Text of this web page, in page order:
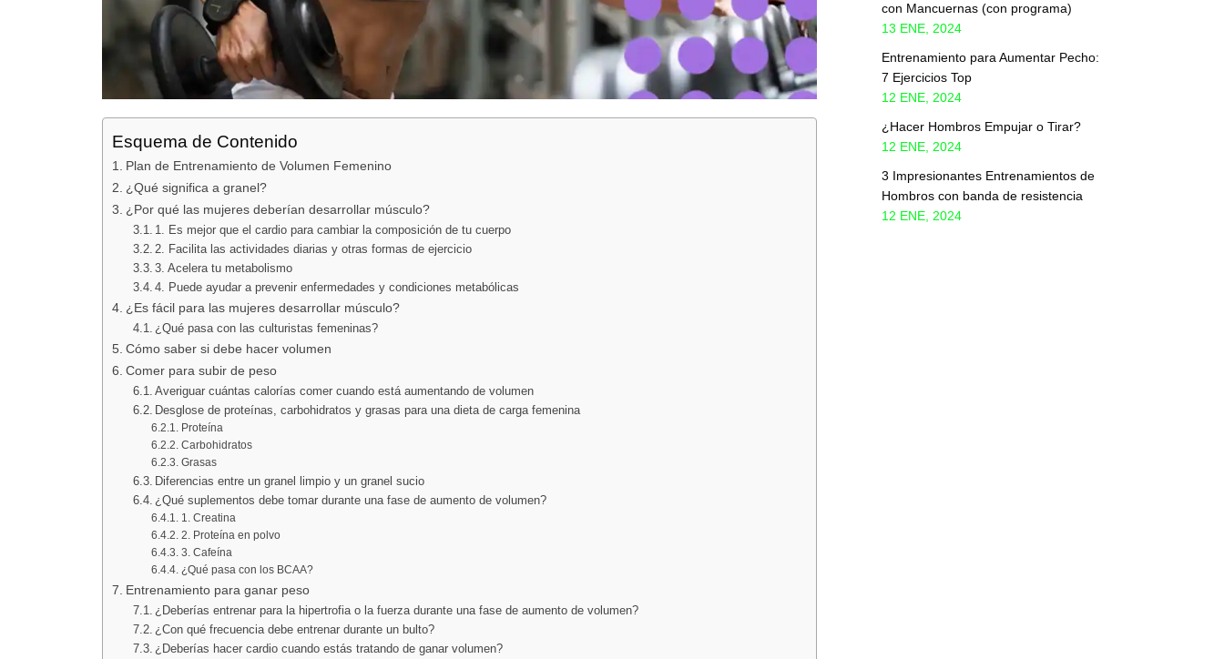
Esquema de Contenido
Plan de Entrenamiento de Volumen Femenino
¿Qué significa a granel?
¿Por qué las mujeres deberían desarrollar músculo?
1. Es mejor que el cardio para cambiar la composición de tu cuerpo
2. Facilita las actividades diarias y otras formas de ejercicio
3. Acelera tu metabolismo
4. Puede ayudar a prevenir enfermedades y condiciones metabólicas
¿Es fácil para las mujeres desarrollar músculo?
¿Qué pasa con las culturistas femeninas?
Cómo saber si debe hacer volumen
Comer para subir de peso
Averiguar cuántas calorías comer cuando está aumentando de volumen
Desglose de proteínas, carbohidratos y grasas para una dieta de carga femenina
Proteína
Carbohidratos
Grasas
Diferencias entre un granel limpio y un granel sucio
¿Qué suplementos debe tomar durante una fase de aumento de volumen?
1. Creatina
2. Proteína en polvo
3. Cafeína
¿Qué pasa con los BCAA?
Entrenamiento para ganar peso
¿Deberías entrenar para la hipertrofia o la fuerza durante una fase de aumento de volumen?
¿Con qué frecuencia debe entrenar durante un bulto?
¿Deberías hacer cardio cuando estás tratando de ganar volumen?
con Mancuernas (con programa)
13 ENE, 2024
Entrenamiento para Aumentar Pecho:
7 Ejercicios Top
12 ENE, 2024
¿Hacer Hombros Empujar o Tirar?
12 ENE, 2024
3 Impresionantes Entrenamientos de
Hombros con banda de resistencia
12 ENE, 2024